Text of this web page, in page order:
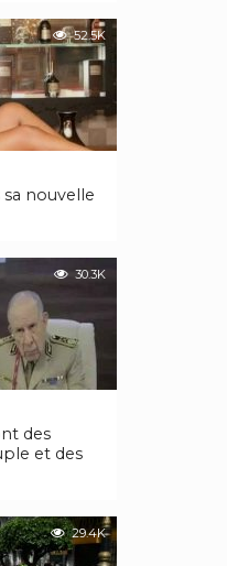
52.5K
nouvelle
30.3K
des
et des
29.4K